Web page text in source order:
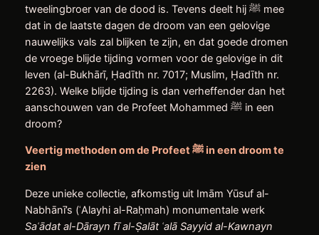
tweelingbroer van de dood is. Tevens deelt hij ﷺ mee
dat in de laatste dagen de droom van een gelovige
nauwelijks vals zal blijken te zijn, en dat goede dromen
de vroege blijde tijding vormen voor de gelovige in dit
leven (al-Bukhārī, Ḥadīth nr. 7017; Muslim, Ḥadīth nr.
2263). Welke blijde tijding is dan verheffender dan het
aanschouwen van de Profeet Mohammed ﷺ in een
droom?
Veertig methoden om de Profeetﷺin een droom te
zien
Deze unieke collectie, afkomstig uit Imām Yūsuf al-
Nabhānī’s (ʿAlayhi al-Raḥmah) monumentale werk
Saʿādat al-Dārayn fīal-Ṣalāt ʿalāSayyid al-Kawnayn